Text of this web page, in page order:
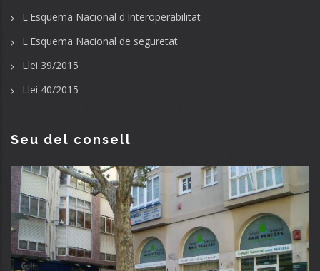
L'Esquema Nacional d'Interoperabilitat
L'Esquema Nacional de seguretat
Llei 39/2015
Llei 40/2015
Seu del consell